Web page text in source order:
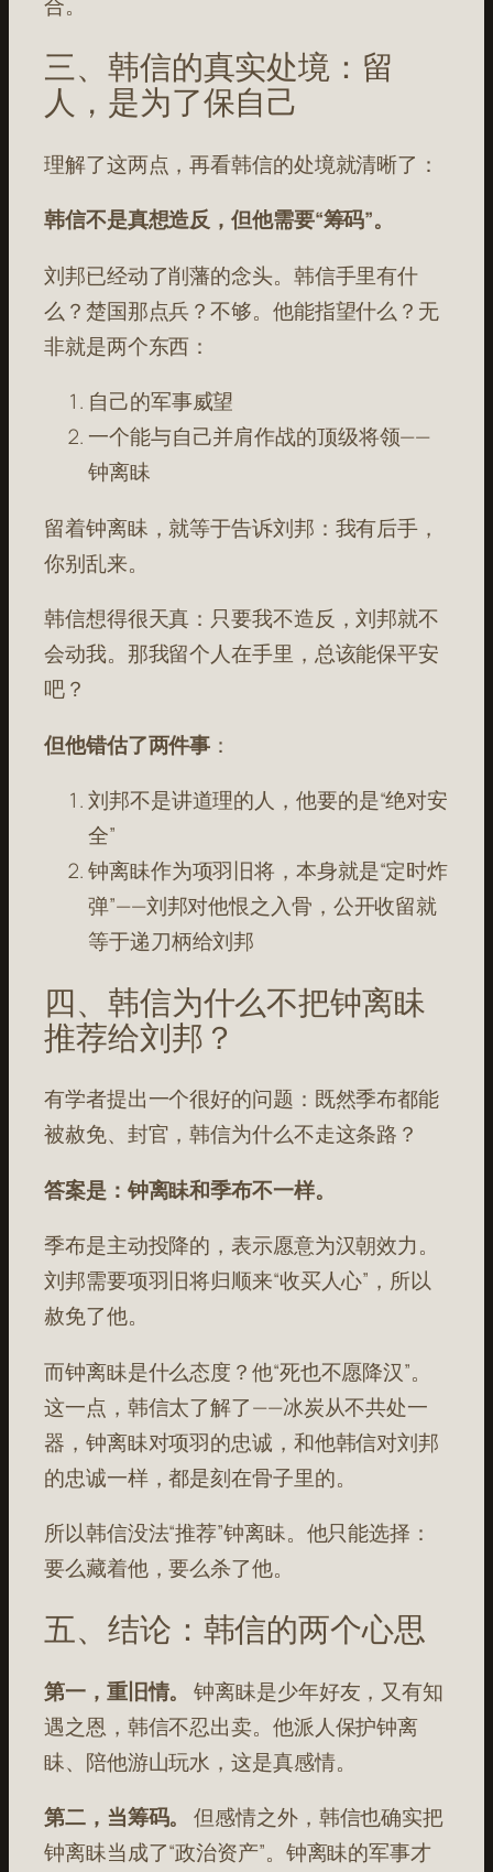
合。
三、韩信的真实处境：留
人，是为了保自己
理解了这两点，再看韩信的处境就清晰了：
韩信不是真想造反，但他需要“筹码”。
刘邦已经动了削藩的念头。韩信手里有什
么？楚国那点兵？不够。他能指望什么？无
非就是两个东西：
自己的军事威望
一个能与自己并肩作战的顶级将领——
钟离眛
留着钟离眛，就等于告诉刘邦：我有后手，
你别乱来。
韩信想得很天真：只要我不造反，刘邦就不
会动我。那我留个人在手里，总该能保平安
吧？
但他错估了两件事 ：
刘邦不是讲道理的人，他要的是“绝对安
全”
钟离眛作为项羽旧将，本身就是“定时炸
弹”——刘邦对他恨之入骨，公开收留就
等于递刀柄给刘邦
四、韩信为什么不把钟离眛
推荐给刘邦？
有学者提出一个很好的问题：既然季布都能
被赦免、封官，韩信为什么不走这条路？
答案是：钟离眛和季布不一样。
季布是主动投降的，表示愿意为汉朝效力。
刘邦需要项羽旧将归顺来“收买人心”，所以
赦免了他。
而钟离眛是什么态度？他“死也不愿降汉”。
这一点，韩信太了解了——冰炭从不共处一
器，钟离眛对项羽的忠诚，和他韩信对刘邦
的忠诚一样，都是刻在骨子里的。
所以韩信没法“推荐”钟离眛。他只能选择：
要么藏着他，要么杀了他。
五、结论：韩信的两个心思
第一，重旧情。
钟离眛是少年好友，又有知
遇之恩，韩信不忍出卖。他派人保护钟离
眛、陪他游山玩水，这是真感情。
第二，当筹码。
但感情之外，韩信也确实把
钟离眛当成了“政治资产”。钟离眛的军事才